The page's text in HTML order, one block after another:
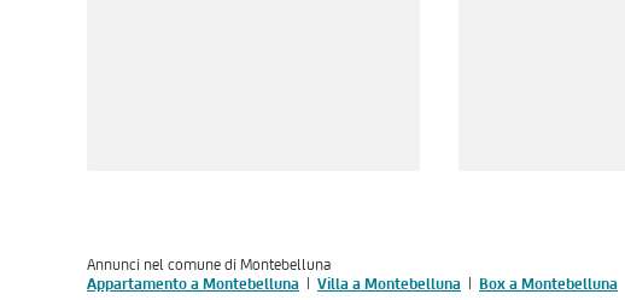
Annunci nel comune di Montebelluna
Appartamento a Montebelluna
Villa a Montebelluna Box a Montebelluna